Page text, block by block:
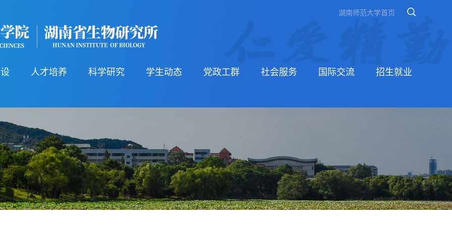
湖南师范大学首页
人才培养 科学研究 学生动态 党政工群 社会服务 国际交流 招生就业